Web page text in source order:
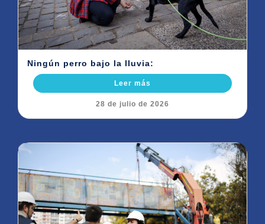
Ningún perro bajo la lluvia:
Leer más
28 de julio de 2026